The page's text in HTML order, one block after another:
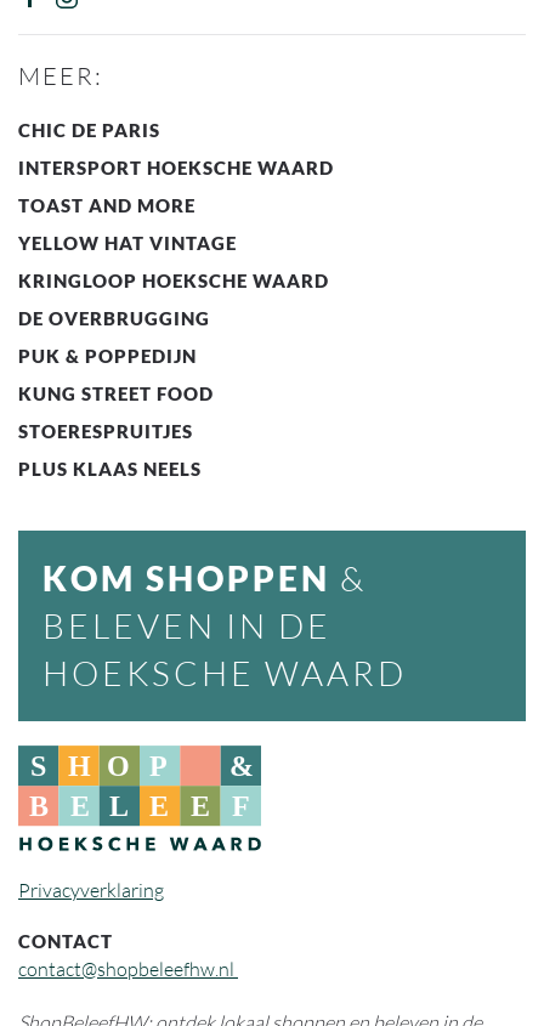
MEER:
CHIC DE PARIS
INTERSPORT HOEKSCHE WAARD
TOAST AND MORE
YELLOW HAT VINTAGE
KRINGLOOP HOEKSCHE WAARD
DE OVERBRUGGING
PUK & POPPEDIJN
KUNG STREET FOOD
STOERESPRUITJES
PLUS KLAAS NEELS
KOM SHOPPEN &
BELEVEN IN DE
HOEKSCHE WAARD
Privacyverklaring
CONTACT
contact@shopbeleefhw.nl